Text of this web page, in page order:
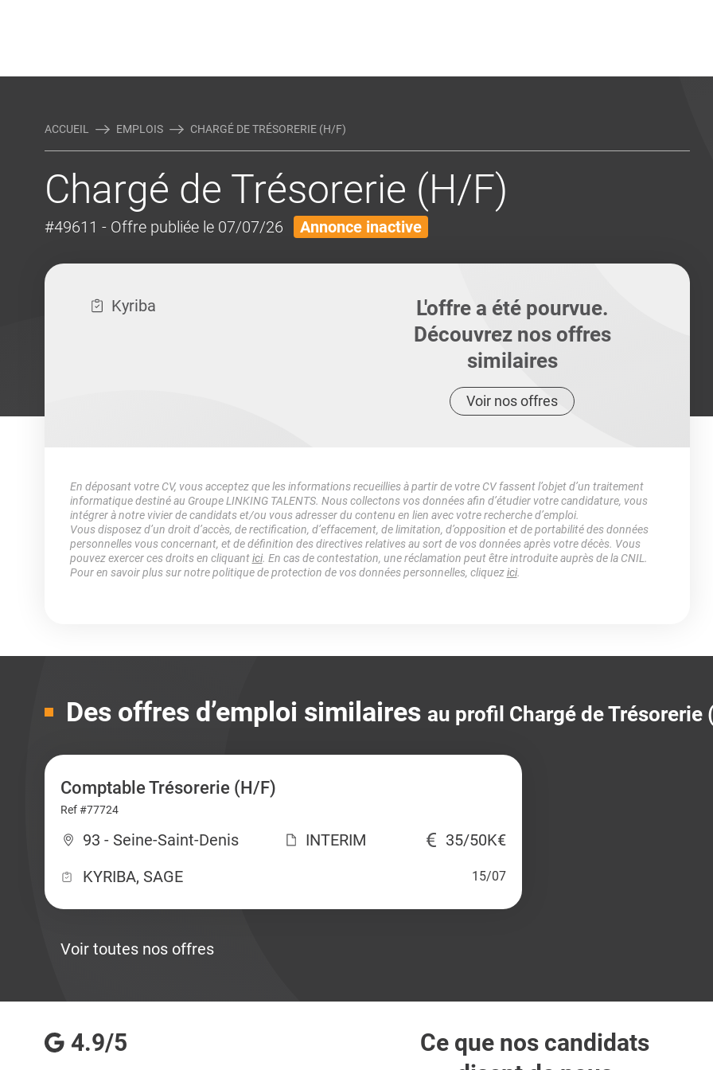
ACCUEIL EMPLOIS CHARGÉ DE TRÉSORERIE (H/F)
Chargé de Trésorerie (H/F)
#49611 - Offre publiée le 07/07/26 Annonce inactive
Kyriba
L'offre a été pourvue.
Découvrez nos offres
similaires
Voir nos offres
En déposant votre CV, vous acceptez que les informations recueillies à partir de votre CV fassent l’objet d’un traitement
informatique destiné au Groupe LINKING TALENTS. Nous collectons vos données afin d’étudier votre candidature, vous
intégrer à notre vivier de candidats et/ou vous adresser du contenu en lien avec votre recherche d’emploi.
Vous disposez d’un droit d’accès, de rectification, d’effacement, de limitation, d’opposition et de portabilité des données
personnelles vous concernant, et de définition des directives relatives au sort de vos données après votre décès. Vous
pouvez exercer ces droits en cliquantici. En cas de contestation, une réclamation peut être introduite auprès de la CNIL.
Pour en savoir plus sur notre politique de protection de vos données personnelles, cliquezici.
Des offres d’emploi similaires au profil Chargé de Trésorerie
Comptable Trésorerie (H/F)
Ref #77724
93 - Seine-Saint-Denis INTERIM
35/50K€
KYRIBA, SAGE
15/07
Voir toutes nos offres
4.9/5
Ce que nos candidats